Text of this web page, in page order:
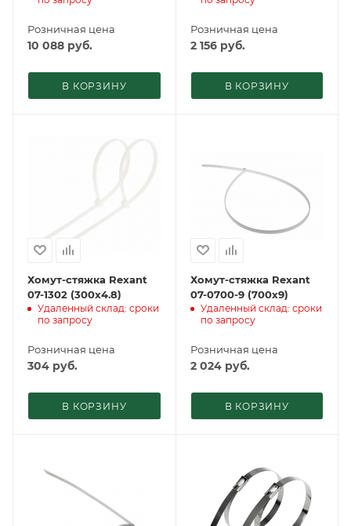
Розничная цена
10 088 руб.
В КОРЗИНУ
Розничная цена
2 156руб.
В КОРЗИНУ
Хомут-стяжка Rexant
07-1302 (300x4.8)
Удаленный склад: сроки
по запросу
Розничная цена
304 руб.
В КОРЗИНУ
Хомут-стяжка Rexant
07-0700-9 (700x9)
Удаленный склад: сроки
по запросу
Розничная цена
2 024руб.
В КОРЗИНУ